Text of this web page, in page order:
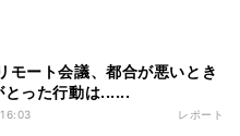
モート会議、都合が悪いとき
とった行動は......
レポート